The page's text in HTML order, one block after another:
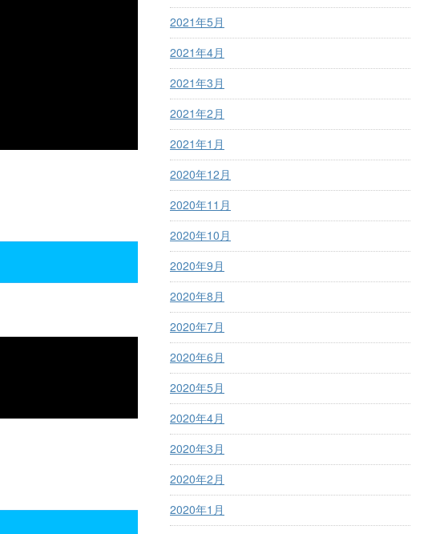
2021年5月
2021年4月
2021年3月
2021年2月
2021年1月
2020年12月
2020年11月
2020年10月
2020年9月
2020年8月
2020年7月
2020年6月
2020年5月
2020年4月
2020年3月
2020年2月
2020年1月